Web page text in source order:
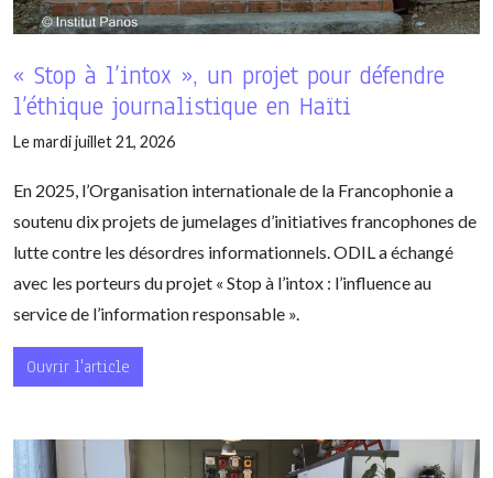
« Stop à l’intox », un projet pour défendre
l’éthique journalistique en Haïti
Le mardi juillet 21, 2026
En 2025, l’Organisation internationale de la Francophonie a
soutenu dix projets de jumelages d’initiatives francophones de
lutte contre les désordres informationnels. ODIL a échangé
avec les porteurs du projet « Stop à l’intox : l’influence au
service de l’information responsable ».
Ouvrir l'article